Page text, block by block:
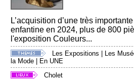
L’acquisition d’une très
enfantine en 2024, plus de 800
l'exposition Couleurs...
Les Expositions Les
la Mode
En UNE
Cholet